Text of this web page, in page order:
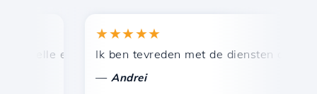
en efficiënte technische ondersteuning.
★★★★★
Ik ben tevreden met de diensten die door
Andrei